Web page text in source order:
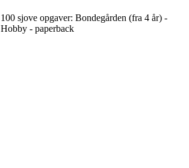
100 sjove opgaver: Bondegården (fra 4 år) -
Hobby - paperback